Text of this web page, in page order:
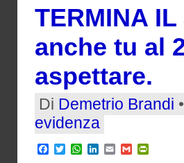
TERMINA
anche tu al
aspettare.
Di Demetrio Brandi
evidenza
Facebook
TwitterWhatsApp
LinkedIn
EmailGmail